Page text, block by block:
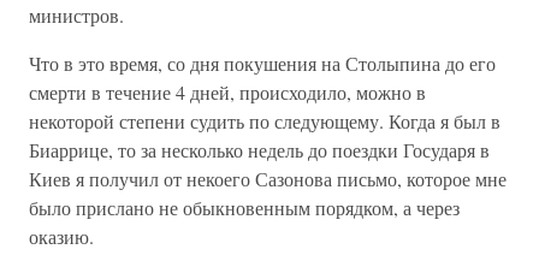
министров.
Что в это время, со дня покушения на Столыпина до его
смерти в течение 4 дней, происходило, можно в
некоторой степени судить по следующему. Когда я был в
Биаррице, то за несколько недель до поездки Государя в
Киев я получил от некоего Сазонова письмо, которое мне
было прислано не обыкновенным порядком, а через
оказию.